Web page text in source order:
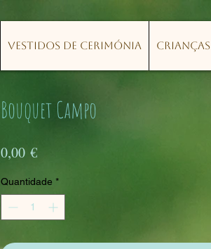
Vestidos de Cerimónia Crianças
Bouquet Campo
0,00 €Preço
Quantidade *